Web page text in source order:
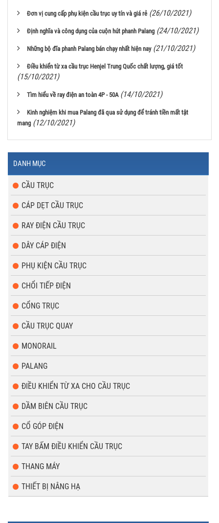
Đơn vị cung cấp phụ kiện cầu trục uy tín và giá rẻ (26/10/2021)
Định nghĩa và công dụng của cuộn hút phanh Palang (24/10/2021)
Những bộ đĩa phanh Palang bán chạy nhất hiện nay (21/10/2021)
Điều khiển từ xa cầu trục Henjel Trung Quốc chất lượng, giá tốt
(15/10/2021)
Tìm hiểu về ray điện an toàn 4P - 50A (14/10/2021)
Kinh nghiệm khi mua Palang đã qua sử dụng để tránh tiền mất tật
mang (12/10/2021)
DANH MỤC
CẦU TRỤC
CÁP DẸT CẦU TRỤC
RAY ĐIỆN CẦU TRỤC
DÂY CÁP ĐIỆN
PHỤ KIỆN CẦU TRỤC
CHỔI TIẾP ĐIỆN
CỔNG TRỤC
CẦU TRỤC QUAY
MONORAIL
PALANG
ĐIỀU KHIỂN TỪ XA CHO CẦU TRỤC
DẦM BIÊN CẦU TRỤC
CỔ GÓP ĐIỆN
TAY BẤM ĐIỀU KHIỂN CẦU TRỤC
THANG MÁY
THIẾT BỊ NÂNG HẠ